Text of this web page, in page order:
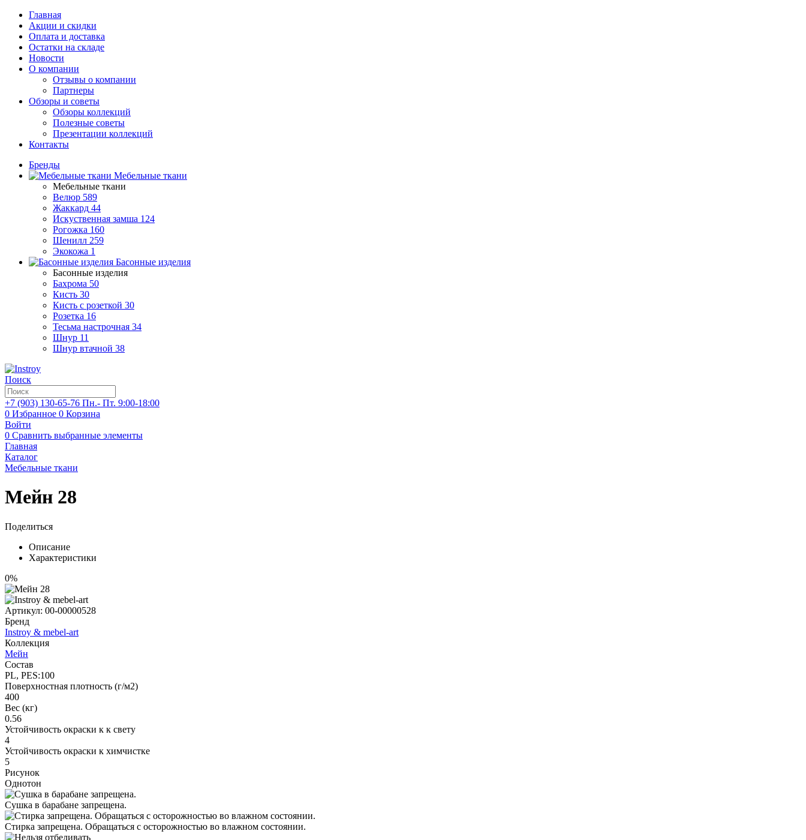
Главная
Акции и скидки
Оплата и доставка
Остатки на складе
Новости
О компании
Отзывы о компании
Партнеры
Обзоры и советы
Обзоры коллекций
Полезные советы
Презентации коллекций
Контакты
Бренды
Мебельные ткани
Мебельные ткани
Велюр 589
Жаккард 44
Искуственная замша 124
Рогожка 160
Шенилл 259
Экокожа 1
Басонные изделия
Басонные изделия
Бахрома 50
Кисть 30
Кисть с розеткой 30
Розетка 16
Тесьма настрочная 34
Шнур 11
Шнур втачной 38
Поиск
+7 (903) 130-65-76 Пн.- Пт. 9:00-18:00
0 Избранное 0 Корзина
Войти
0 Сравнить выбранные элементы
Главная
Каталог
Мебельные ткани
Мейн 28
Поделиться
Описание
Характеристики
0%
Артикул: 00-00000528
Бренд
Instroy & mebel-art
Коллекция
Мейн
Состав
PL, PES:100
Поверхностная плотность (г/м2)
400
Вес (кг)
0.56
Устойчивость окраски к к свету
4
Устойчивость окраски к химчистке
5
Рисунок
Однотон
Сушка в барабане запрещена.
Стирка запрещена. Обращаться с осторожностью во влажном состоянии.